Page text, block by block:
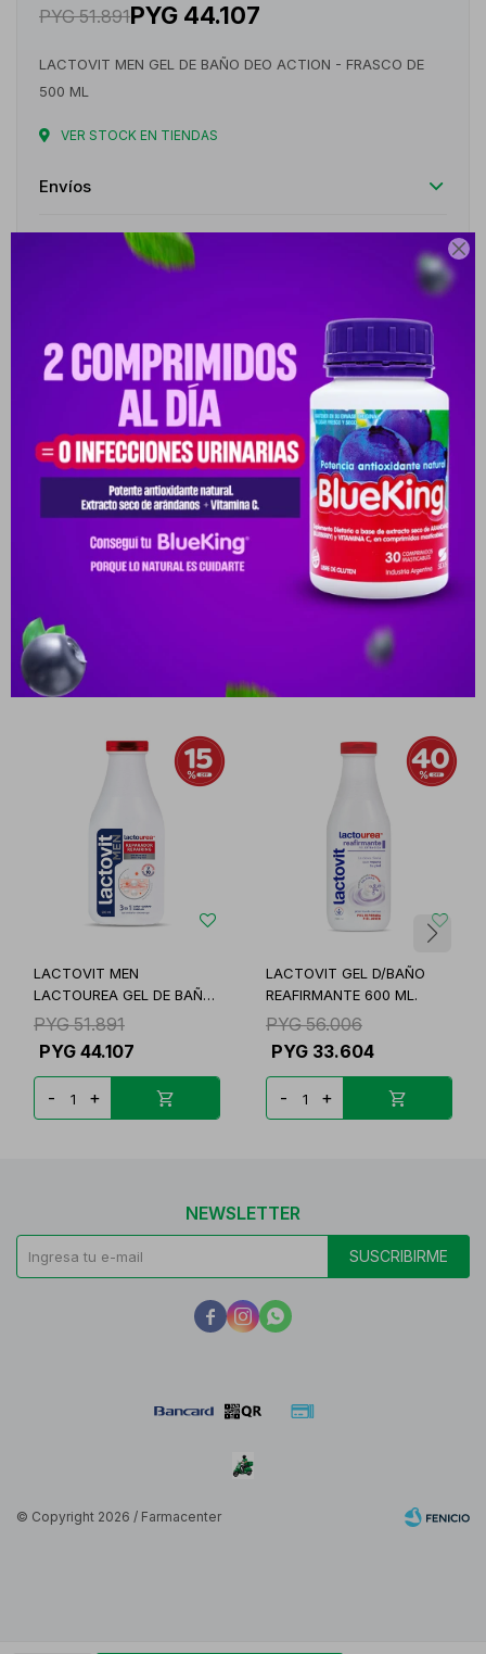

PYG 51.891PYG 44.107
LACTOVIT MEN GEL DE BAÑO DEO ACTION - FRASCO DE
500 ML
VER STOCK EN TIENDAS
Envíos
Cambios y Devoluciones
Descripción
ACERCA DE EL GEL DE DUCHA LACTOVIT MEN ACTION CON
SISTEMA DE CONTROL DE OLOR, PROTEGE LA PIEL CONTRA LOS
MALOS OLORES Y APORTA U
Productos que te pueden interesar
LACTOVIT MEN
LACTOUREA GEL DE BAÑO
FR. X
PYG 51.891
PYG 44.107
- +
LACTOVIT GEL D/BAÑO
REAFIRMANTE 600 ML.
PYG 56.006
PYG 33.604
- +
NEWSLETTER
SUSCRIBIRME
  
© Copyright 2026 / Farmacenter